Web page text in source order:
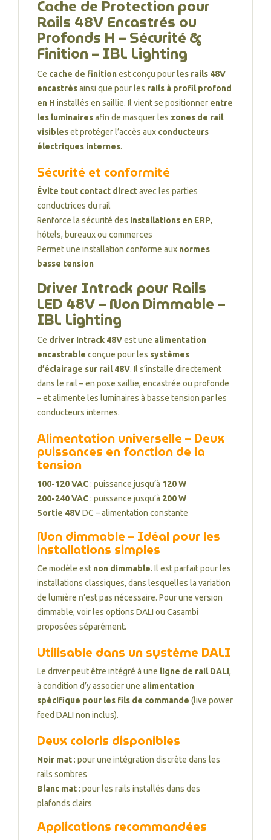
Cache de Protection pour
Rails 48V Encastrés ou
Profonds H – Sécurité &
Finition – IBL Lighting
Ce cache de finitionest conçu pour les rails 48V
encastrésainsi que pour les rails à profil profond
en H installés en saillie. Il vient se positionner entre
les luminairesafin de masquer les zones de rail
visibleset protéger l’accès aux conducteurs
électriques internes.
Sécurité et conformité
Évite tout contact directavec les parties
conductrices du rail
Renforce la sécurité des installations en ERP,
hôtels, bureaux ou commerces
Permet une installation conforme aux normes
basse tension
Driver Intrack pour Rails
LED 48V – Non Dimmable –
IBL Lighting
Ce driver Intrack 48Vest une alimentation
encastrable conçue pour les systèmes
d’éclairage sur rail 48V. Il s’installe directement
dans le rail – en pose saillie, encastrée ou profonde
– et alimente les luminaires à basse tension par les
conducteurs internes.
Alimentation universelle – Deux
puissances en fonction de la
tension
100-120 VAC: puissance jusqu’à 120 W
200-240 VAC: puissance jusqu’à 200 W
Sortie 48VDC – alimentation constante
Non dimmable – Idéal pour les
installations simples
Ce modèle est non dimmable. Il est parfait pour les
installations classiques, dans lesquelles la variation
de lumière n’est pas nécessaire. Pour une version
dimmable, voir les options DALI ou Casambi
proposées séparément.
Utilisable dans un système DALI
Le driver peut être intégré à une ligne de rail DALI,
à condition d’y associer une alimentation
spécifique pour les fils de commande (live power
feed DALI non inclus).
Deux coloris disponibles
Noir mat: pour une intégration discrète dans les
rails sombres
Blanc mat: pour les rails installés dans des
plafonds clairs
Applications recommandées